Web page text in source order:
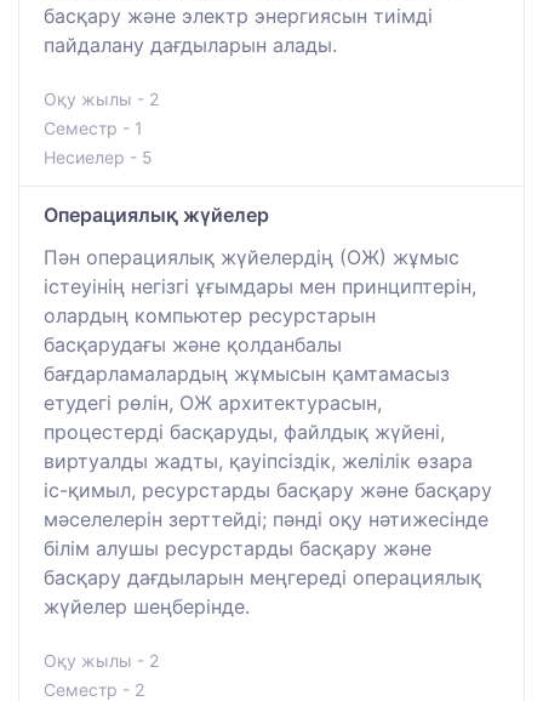
басқару және электр энергиясын тиімді
пайдалану дағдыларын алады.
Оқу жылы - 2
Семестр - 1
Несиелер - 5
Операциялық жүйелер
Пән операциялық жүйелердің (ОЖ) жұмыс
істеуінің негізгі ұғымдары мен принциптерін,
олардың компьютер ресурстарын
басқарудағы және қолданбалы
бағдарламалардың жұмысын қамтамасыз
етудегі рөлін, ОЖ архитектурасын,
процестерді басқаруды, файлдық жүйені,
виртуалды жадты, қауіпсіздік, желілік өзара
іс-қимыл, ресурстарды басқару және басқару
мәселелерін зерттейді; пәнді оқу нәтижесінде
білім алушы ресурстарды басқару және
басқару дағдыларын меңгереді операциялық
жүйелер шеңберінде.
Оқу жылы - 2
Семестр - 2